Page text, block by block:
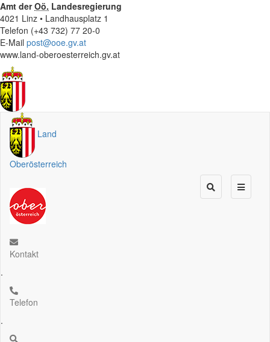
Amt derOö. Landesregierung
4021 Linz • Landhausplatz 1
Telefon (+43 732) 77 20-0
E-Mail post@ooe.gv.at
www.land-oberoesterreich.gv.at
Land
Oberösterreich
Kontakt
.
Telefon
.